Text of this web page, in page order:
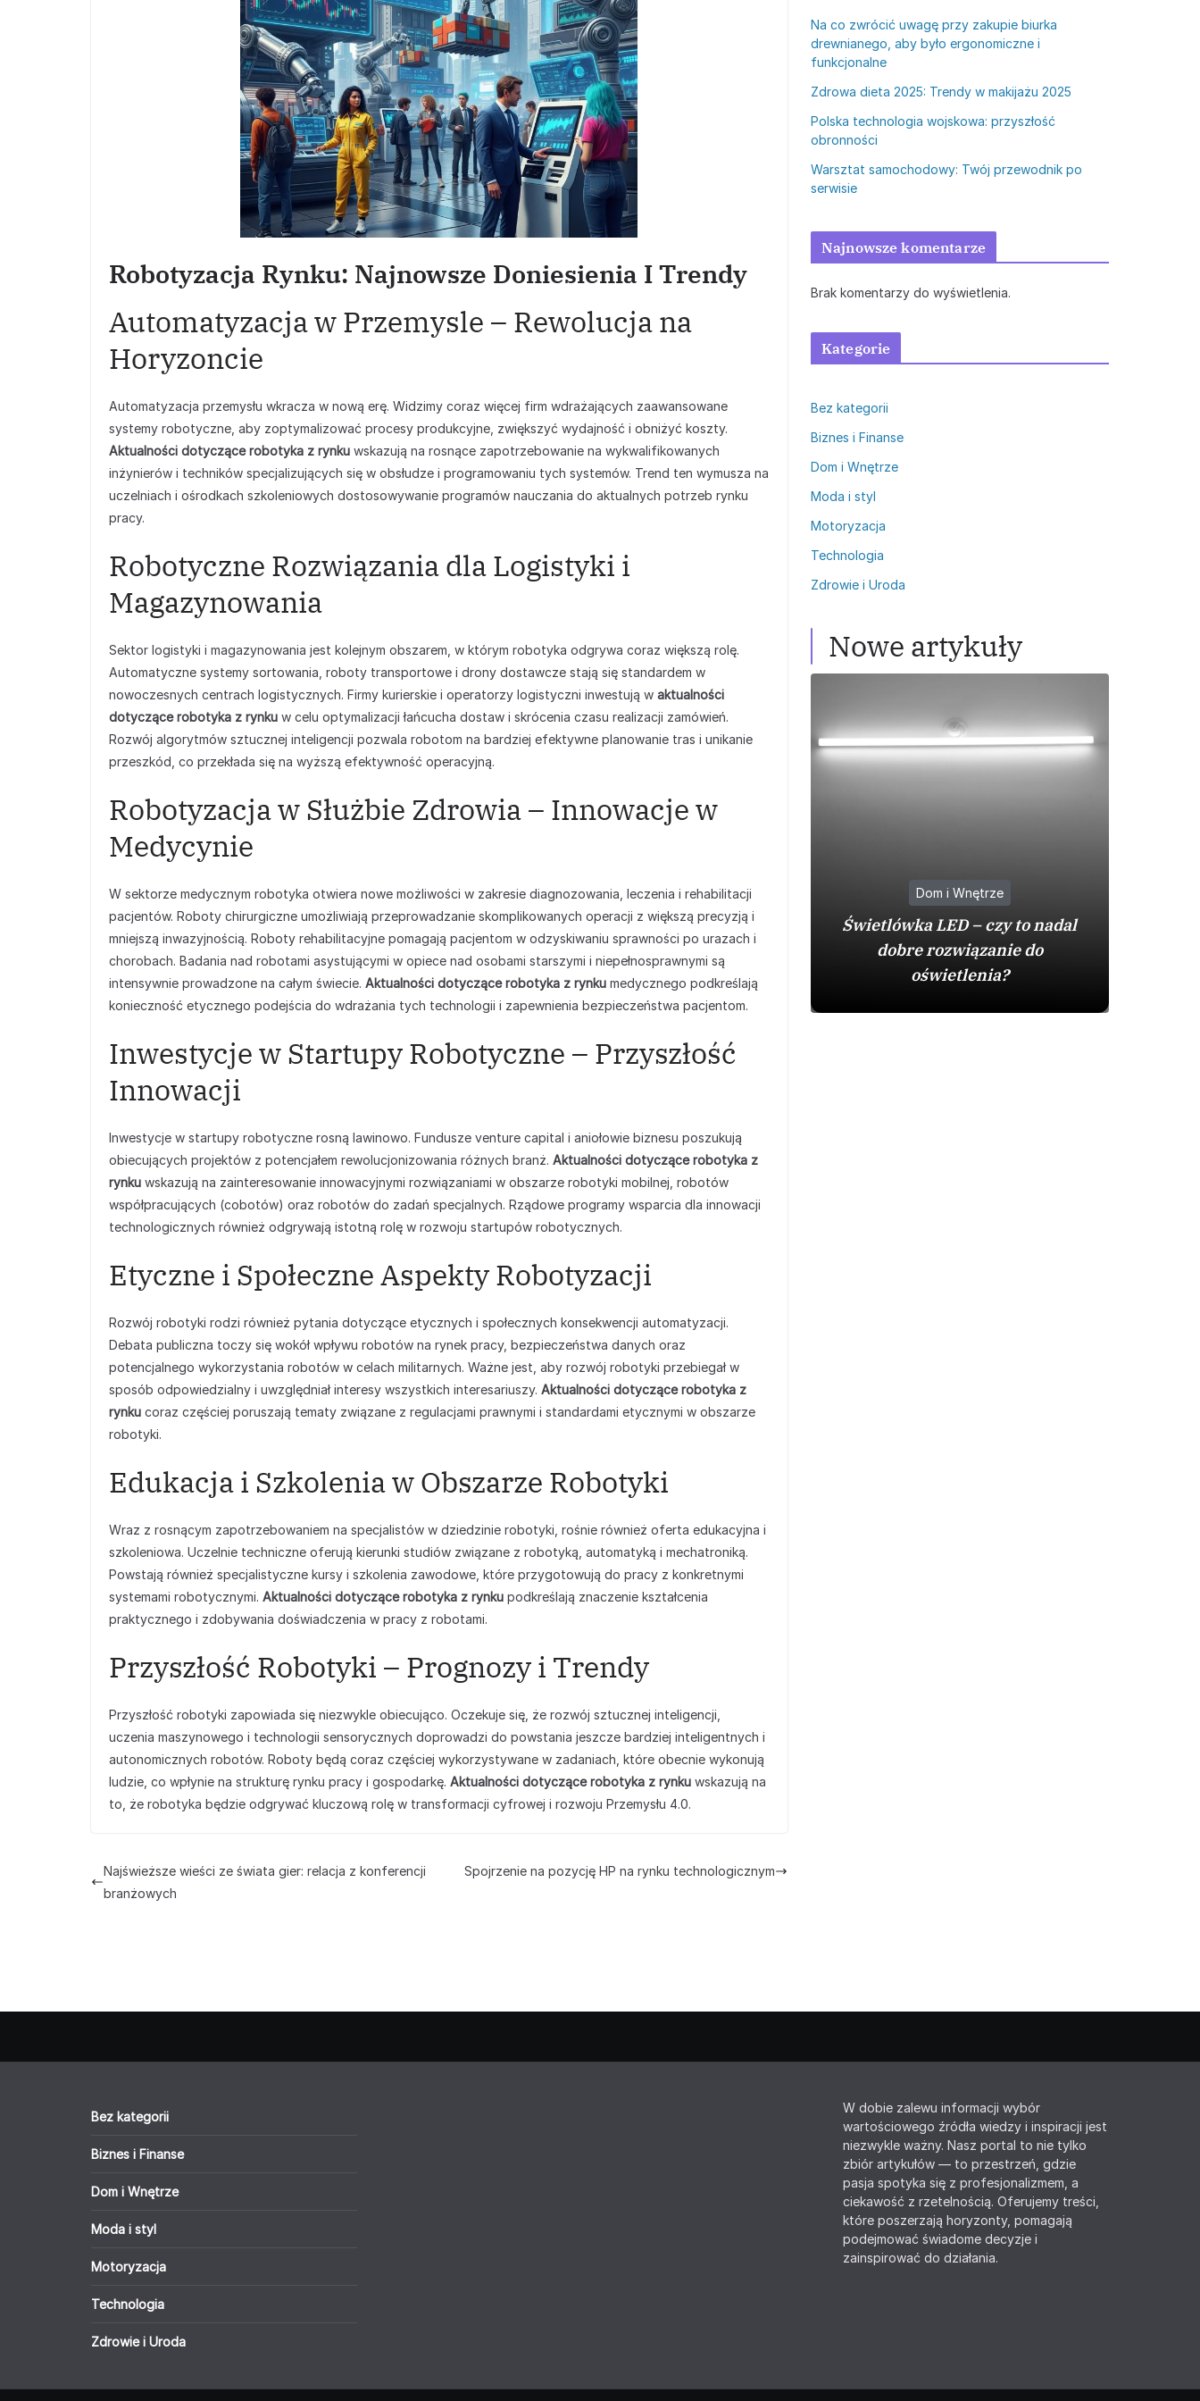
Robotyzacja Rynku: Najnowsze Doniesienia I Trendy
Automatyzacja w Przemysle – Rewolucja na
Horyzoncie
Automatyzacja przemysłu wkracza w nową erę. Widzimy coraz więcej firm wdrażających zaawansowane
systemy robotyczne, aby zoptymalizować procesy produkcyjne, zwiększyć wydajność i obniżyć koszty.
Aktualności dotyczące robotyka z rynku wskazują na rosnące zapotrzebowanie na wykwalifikowanych
inżynierów i techników specjalizujących się w obsłudze i programowaniu tych systemów. Trend ten wymusza na
uczelniach i ośrodkach szkoleniowych dostosowywanie programów nauczania do aktualnych potrzeb rynku
pracy.
Robotyczne Rozwiązania dla Logistyki i
Magazynowania
Sektor logistyki i magazynowania jest kolejnym obszarem, w którym robotyka odgrywa coraz większą rolę.
Automatyczne systemy sortowania, roboty transportowe i drony dostawcze stają się standardem w
nowoczesnych centrach logistycznych. Firmy kurierskie i operatorzy logistyczni inwestują w aktualności
dotyczące robotyka z rynku w celu optymalizacji łańcucha dostaw i skrócenia czasu realizacji zamówień.
Rozwój algorytmów sztucznej inteligencji pozwala robotom na bardziej efektywne planowanie tras i unikanie
przeszkód, co przekłada się na wyższą efektywność operacyjną.
Robotyzacja w Służbie Zdrowia – Innowacje w
Medycynie
W sektorze medycznym robotyka otwiera nowe możliwości w zakresie diagnozowania, leczenia i rehabilitacji
pacjentów. Roboty chirurgiczne umożliwiają przeprowadzanie skomplikowanych operacji z większą precyzją i
mniejszą inwazyjnością. Roboty rehabilitacyjne pomagają pacjentom w odzyskiwaniu sprawności po urazach i
chorobach. Badania nad robotami asystującymi w opiece nad osobami starszymi i niepełnosprawnymi są
intensywnie prowadzone na całym świecie. Aktualności dotyczące robotyka z rynku medycznego podkreślają
konieczność etycznego podejścia do wdrażania tych technologii i zapewnienia bezpieczeństwa pacjentom.
Inwestycje w Startupy Robotyczne – Przyszłość
Innowacji
Inwestycje w startupy robotyczne rosną lawinowo. Fundusze venture capital i aniołowie biznesu poszukują
obiecujących projektów z potencjałem rewolucjonizowania różnych branż. Aktualności dotyczące robotyka z
rynku wskazują na zainteresowanie innowacyjnymi rozwiązaniami w obszarze robotyki mobilnej, robotów
współpracujących (cobotów) oraz robotów do zadań specjalnych. Rządowe programy wsparcia dla innowacji
technologicznych również odgrywają istotną rolę w rozwoju startupów robotycznych.
Etyczne i Społeczne Aspekty Robotyzacji
Rozwój robotyki rodzi również pytania dotyczące etycznych i społecznych konsekwencji automatyzacji.
Debata publiczna toczy się wokół wpływu robotów na rynek pracy, bezpieczeństwa danych oraz
potencjalnego wykorzystania robotów w celach militarnych. Ważne jest, aby rozwój robotyki przebiegał w
sposób odpowiedzialny i uwzględniał interesy wszystkich interesariuszy. Aktualności dotyczące robotyka z
rynku coraz częściej poruszają tematy związane z regulacjami prawnymi i standardami etycznymi w obszarze
robotyki.
Edukacja i Szkolenia w Obszarze Robotyki
Wraz z rosnącym zapotrzebowaniem na specjalistów w dziedzinie robotyki, rośnie również oferta edukacyjna i
szkoleniowa. Uczelnie techniczne oferują kierunki studiów związane z robotyką, automatyką i mechatroniką.
Powstają również specjalistyczne kursy i szkolenia zawodowe, które przygotowują do pracy z konkretnymi
systemami robotycznymi. Aktualności dotyczące robotyka z rynku podkreślają znaczenie kształcenia
praktycznego i zdobywania doświadczenia w pracy z robotami.
Przyszłość Robotyki – Prognozy i Trendy
Przyszłość robotyki zapowiada się niezwykle obiecująco. Oczekuje się, że rozwój sztucznej inteligencji,
uczenia maszynowego i technologii sensorycznych doprowadzi do powstania jeszcze bardziej inteligentnych i
autonomicznych robotów. Roboty będą coraz częściej wykorzystywane w zadaniach, które obecnie wykonują
ludzie, co wpłynie na strukturę rynku pracy i gospodarkę. Aktualności dotyczące robotyka z rynku wskazują na
to, że robotyka będzie odgrywać kluczową rolę w transformacji cyfrowej i rozwoju Przemysłu 4.0.
Najświeższe wieści ze świata gier: relacja z konferencji
branżowych
Spojrzenie na pozycję HP na rynku technologicznym
Na co zwrócić uwagę przy zakupie biurka
drewnianego, aby było ergonomiczne i
funkcjonalne
Zdrowa dieta 2025: Trendy w makijażu 2025
Polska technologia wojskowa: przyszłość
obronności
Warsztat samochodowy: Twój przewodnik po
serwisie
Najnowsze komentarze
Brak komentarzy do wyświetlenia.
Kategorie
Bez kategorii
Biznes i Finanse
Dom i Wnętrze
Moda i styl
Motoryzacja
Technologia
Zdrowie i Uroda
Nowe artykuły
Dom i Wnętrze
Świetlówka LED – czy to nadal
dobre rozwiązanie do
oświetlenia?
Bez kategorii
Biznes i Finanse
Dom i Wnętrze
Moda i styl
Motoryzacja
Technologia
Zdrowie i Uroda
W dobie zalewu informacji wybór
wartościowego źródła wiedzy i inspiracji jest
niezwykle ważny. Nasz portal to nie tylko
zbiór artykułów — to przestrzeń, gdzie
pasja spotyka się z profesjonalizmem, a
ciekawość z rzetelnością. Oferujemy treści,
które poszerzają horyzonty, pomagają
podejmować świadome decyzje i
zainspirować do działania.